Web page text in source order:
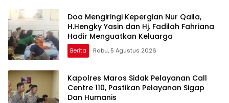
Doa Mengiringi Kepergian Nur Qaila,
H.Hengky Yasin dan Hj. Fadilah Fahriana
Hadir Menguatkan Keluarga
Berita Rabu, 5 Agustus 2026
Kapolres Maros Sidak Pelayanan Call
Centre 110, Pastikan Pelayanan Sigap
Dan Humanis